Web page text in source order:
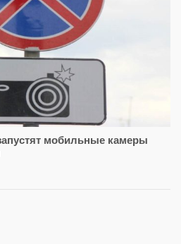
мобильные камеры